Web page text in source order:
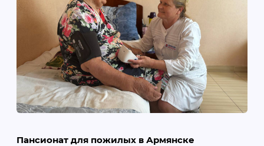
Пансионат для пожилых в Армянске